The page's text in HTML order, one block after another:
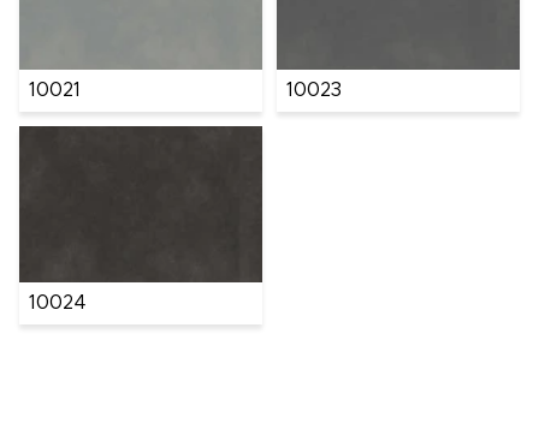
10021 10023
10024